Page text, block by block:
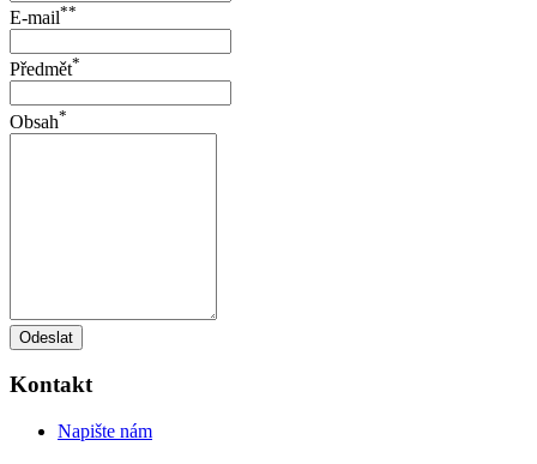
E-mail**
Předmět*
Obsah*
Odeslat
Kontakt
Napište nám